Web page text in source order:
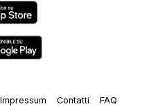
Impressum Contatti
FAQ